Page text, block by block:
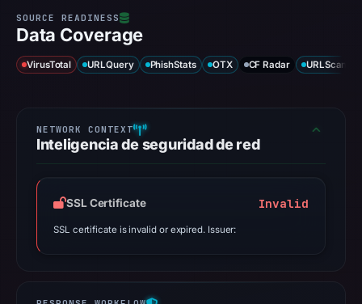
Data Coverage
VirusTotal URLQuery PhishStats OTX CF Radar URLScan
Inteligencia de seguridad de red
SSL Certificate Invalid
SSL certificate is invalid or expired. Issuer: